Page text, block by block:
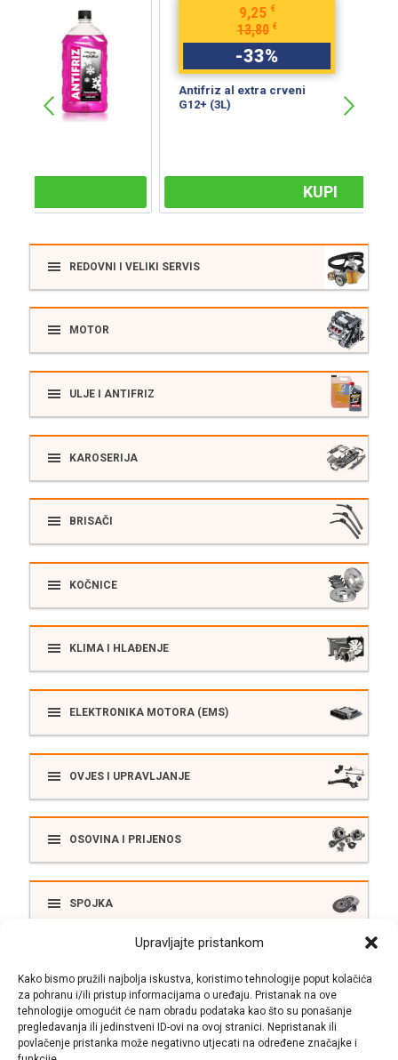
Upravljajte pristankom
Kako bismo pružili najbolja iskustva, koristimo tehnologije poput kolačića
za pohranu i/ili pristup informacijama o uređaju. Pristanak na ove
tehnologije omogućit će nam obradu podataka kao što su ponašanje
pregledavanja ili jedinstveni ID-ovi na ovoj stranici. Nepristanak ili
povlačenje pristanka može negativno utjecati na određene značajke i
Antifriz al extra crveni
G12+ (3L)
REDOVNI I VELIKI SERVIS
MOTOR
ULJE I ANTIFRIZ
KAROSERIJA
BRISAČI
KOČNICE
KLIMA I HLAĐENJE
ELEKTRONIKA MOTORA (EMS)
OVJES I UPRAVLJANJE
OSOVINA I PRIJENOS
SPOJKA
SUSTAV ISPUŠNIH PLINOVA